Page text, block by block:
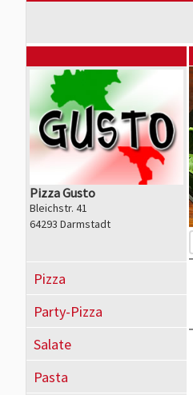
Pizza Gusto
Bleichstr. 41
64293 Darmstadt
Pizza
Party-Pizza
Salate
Pasta